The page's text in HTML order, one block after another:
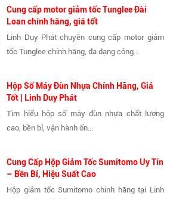
Cung cấp motor giảm tốc Tunglee Đài
Loan chính hãng, giá tốt
Linh Duy Phát chuyên cung cấp motor giảm
tốc Tunglee chính hãng, đa dạng công...
Hộp Số Máy Đùn Nhựa Chính Hãng, Giá
Tốt | Linh Duy Phát
Tìm hiểu hộp số máy đùn nhựa chất lượng
cao, bền bỉ, vận hành ổn...
Cung Cấp Hộp Giảm Tốc Sumitomo Uy Tín
– Bền Bỉ, Hiệu Suất Cao
Hộp giảm tốc Sumitomo chính hãng tại Linh